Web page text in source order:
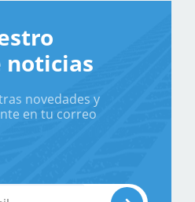
noticias
novedades y
en tu correo